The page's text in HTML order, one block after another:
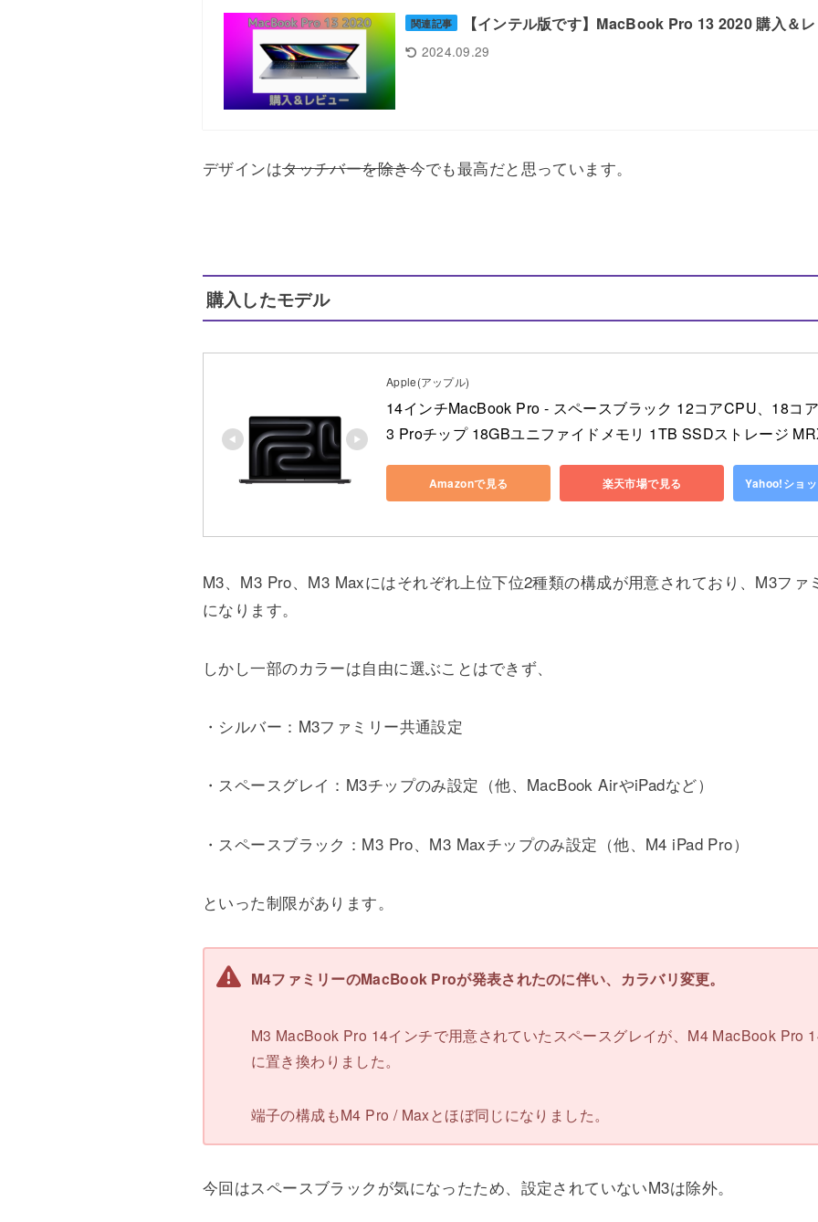
関連記事 【インテル版です】MacBook Pro 13 2020 購入＆
2024.09.29
デザインはタッチバーを除き今でも最高だと思っています。
購入したモデル
Apple(アップル)
14インチMacBook Pro - スペースブラック 12コアCPU、18コ
3 Proチップ 18GBユニファイドメモリ 1TB SSDストレージ
Amazonで見る 楽天市場で見る Yahoo!ショ
M3、M3 Pro、M3 Maxにはそれぞれ上位下位2種類の構成が用意されており、M3ファ
になります。
しかし一部のカラーは自由に選ぶことはできず、
・シルバー：M3ファミリー共通設定
・スペースグレイ：M3チップのみ設定（他、MacBook AirやiPadなど）
・スペースブラック：M3 Pro、M3 Maxチップのみ設定（他、M4 iPad Pro）
といった制限があります。
M4ファミリーのMacBook Proが発表されたのに伴い、カラバリ変更。
M3 MacBook Pro 14インチで用意されていたスペースグレイが、M4 MacBook Pro
に置き換わりました。
端子の構成もM4 Pro / Maxとほぼ同じになりました。
今回はスペースブラックが気になったため、設定されていないM3は除外。